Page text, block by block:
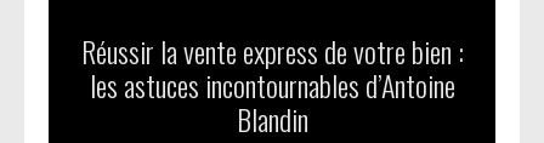
Réussir la vente express de votre bien :
les astuces incontournables d’Antoine
Blandin